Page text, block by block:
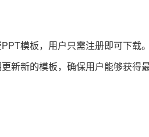
模板，用户只需注册即可下载
新新的模板，确保用户能够获得